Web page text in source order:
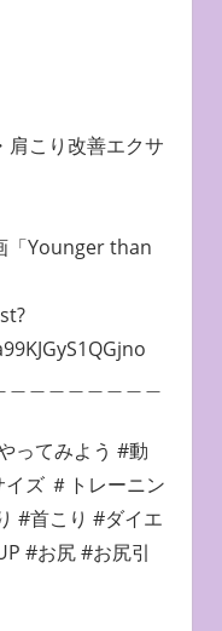
肩こり改善エクサ
「Younger than
ってみよう #動
ズ ＃トレーニン
#首こり #ダイエ
#お尻 #お尻引